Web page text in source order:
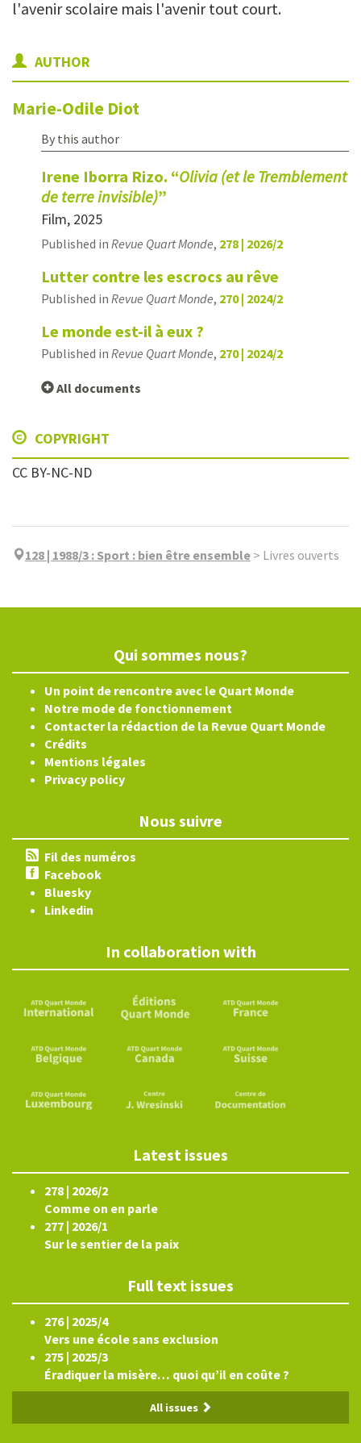
l'avenir scolaire mais l'avenir tout court.
AUTHOR
Marie-Odile Diot
By this author
Irene Iborra Rizo. “Olivia (et le Tremblement
de terre invisible)”
Film, 2025
Published in Revue Quart Monde, 278 | 2026/2
Lutter contre les escrocs au rêve
Published in Revue Quart Monde, 270 | 2024/2
Le monde est-il à eux ?
Published in Revue Quart Monde, 270 | 2024/2
All documents
COPYRIGHT
CC BY-NC-ND
128 | 1988/3 : Sport : bien être ensemble > Livres ouverts
Qui sommes nous?
Un point de rencontre avec le Quart Monde
Notre mode de fonctionnement
Contacter la rédaction de la Revue Quart Monde
Crédits
Mentions légales
Privacy policy
Nous suivre
Fil des numéros
Facebook
Bluesky
Linkedin
In collaboration with
Latest issues
278 | 2026/2
Comme on en parle
277 | 2026/1
Sur le sentier de la paix
Full text issues
276 | 2025/4
Vers une école sans exclusion
275 | 2025/3
Éradiquer la misère… quoi qu’il en coûte ?
All issues